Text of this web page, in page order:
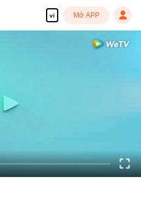
vi Mở APP